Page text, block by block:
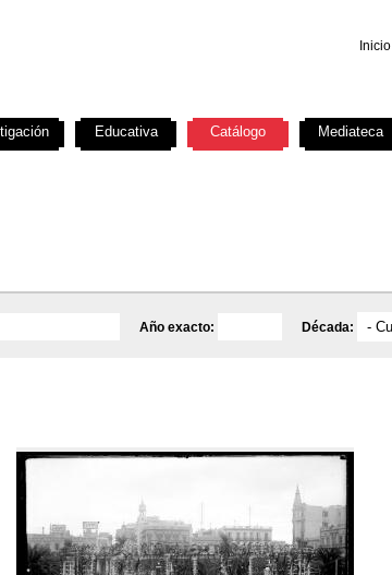
Inicio
Año exacto: Década:
Educativa Catálogo Mediateca